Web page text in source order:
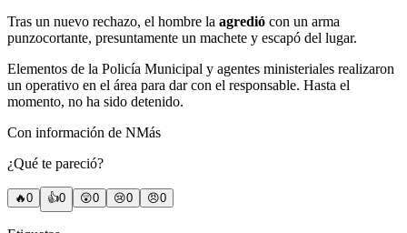
Tras un nuevo rechazo, el hombre la agredió con un arma
punzocortante, presuntamente un machete y escapó del lugar.
Elementos de la Policía Municipal y agentes ministeriales realizaron
un operativo en el área para dar con el responsable. Hasta el
momento, no ha sido detenido.
Con información de NMás
¿Qué te pareció?
🔥0 👍0 😲0 😢0 😠0